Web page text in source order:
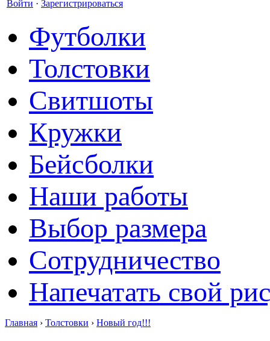
Войти · Зарегистрироваться
Футболки
Толстовки
Свитшоты
Кружки
Бейсболки
Наши работы
Выбор размера
Сотрудничество
Напечатать свой
Главная › Толстовки › Новый год!!!